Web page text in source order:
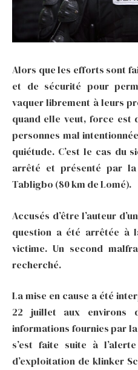
Alors que les efforts sont
et de sécurité pour
vaquer librement à leurs
quand elle veut, force est
personnes mal
quiétude. C’est le cas du
arrêté et présenté par
Tabligbo (80 km de Lomé).
Accusés d’être l’auteur
question a été arrêtée à
victime. Un second
recherché.
La mise en cause a été
22 juillet aux environs
informations fournies par
s’est faite suite à
d’exploitation de klinker